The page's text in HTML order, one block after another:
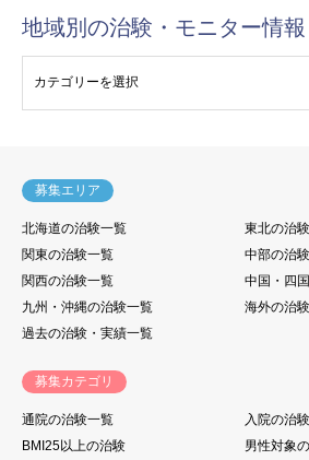
地域別の治験・モニター情報
募集エリア
北海道の治験一覧
東北の治
関東の治験一覧
中部の治
関西の治験一覧
中国・四
九州・沖縄の治験一覧
海外の治
過去の治験・実績一覧
募集カテゴリ
通院の治験一覧
入院の治
BMI25以上の治験
男性対象